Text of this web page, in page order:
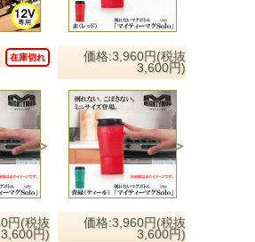
在庫切れ
価格:3,960円(税抜
3,600円)
円(税抜
3,600円)
価格:3,960円(税抜
3,600円)